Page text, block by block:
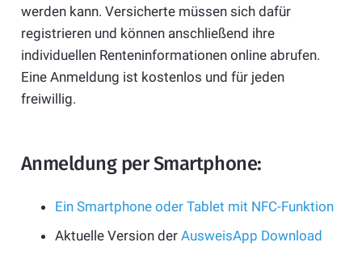
werden kann. Versicherte müssen sich dafür
registrieren und können anschließend ihre
individuellen Renteninformationen online abrufen.
Eine Anmeldung ist kostenlos und für jeden
freiwillig.
Anmeldung per Smartphone:
Ein Smartphone oder Tablet mit NFC-Funktion
Aktuelle Version der AusweisApp Download